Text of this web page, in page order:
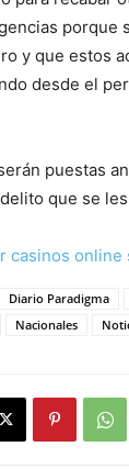
porque
y que estos
desde el
puestas
que se
casinos
Diario Paradigma
Nacionales